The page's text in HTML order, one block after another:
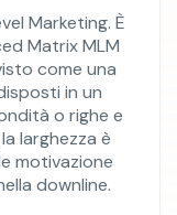
Marketing. È
Matrix MLM
come una
in un
o righe e
larghezza è
motivazione
downline.